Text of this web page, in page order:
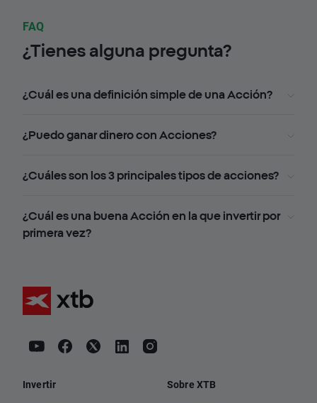
FAQ
¿Tienes alguna pregunta?
¿Cuál es una definición simple de una Acción?
¿Puedo ganar dinero con Acciones?
¿Cuáles son los 3 principales tipos de acciones?
¿Cuál es una buena Acción en la que invertir por
primera vez?
Invertir Sobre XTB